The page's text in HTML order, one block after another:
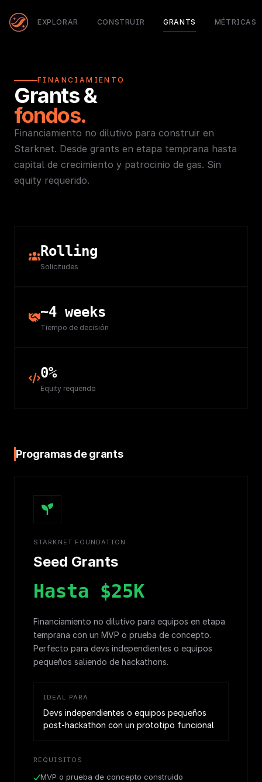
EXPLORAR CONSTRUIR GRANTS MÉTRICAS
FINANCIAMIENTO
Grants &
fondos.
Financiamiento no dilutivo para construir en
Starknet. Desde grants en etapa temprana hasta
capital de crecimiento y patrocinio de gas. Sin
equity requerido.
Rolling
Solicitudes
~4 weeks
Tiempo de decisión
0%
Equity requerido
Programas de grants
STARKNET FOUNDATION
Seed Grants
Hasta $25K
Financiamiento no dilutivo para equipos en etapa
temprana con un MVP o prueba de concepto.
Perfecto para devs independientes o equipos
pequeños saliendo de hackathons.
IDEAL PARA
Devs independientes o equipos pequeños
post-hackathon con un prototipo funcional
REQUISITOS
MVP o prueba de concepto construido